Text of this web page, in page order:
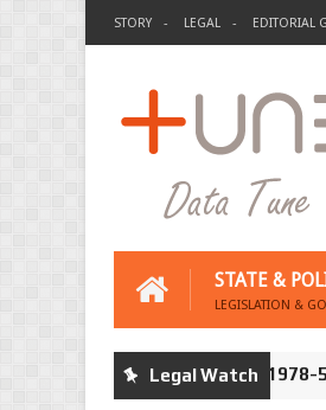
STORY LEGAL EDITORIAL
STATE &
LEGISLATION &
Legal Watch
Le Décret De Honte 1978-50: